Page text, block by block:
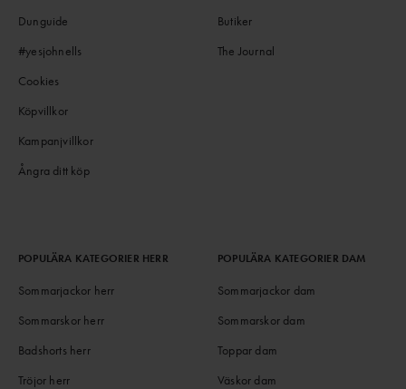
Dunguide
#yesjohnells
Cookies
Köpvillkor
Kampanjvillkor
Ångra ditt köp
Butiker
The Journal
POPULÄRA KATEGORIER HERR
Sommarjackor herr
Sommarskor herr
Badshorts herr
Tröjor herr
POPULÄRA KATEGORIER DAM
Sommarjackor dam
Sommarskor dam
Toppar dam
Väskor dam